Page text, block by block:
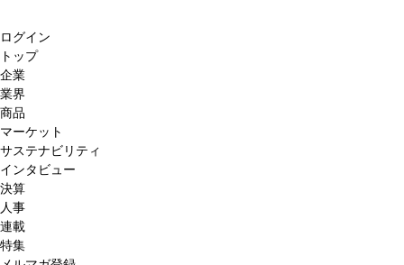
ログイン
トップ
企業
業界
商品
マーケット
サステナビリティ
インタビュー
決算
人事
連載
特集